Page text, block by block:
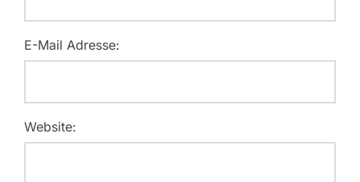
E-Mail Adresse:
Website: